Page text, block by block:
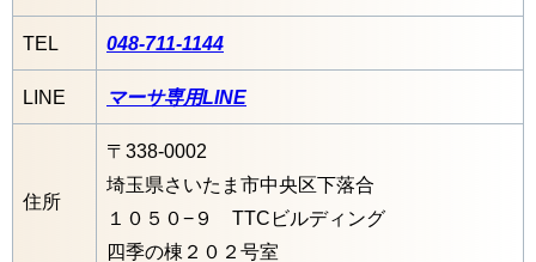
TEL 048-711-1144
LINE マーサ専用LINE
住所
〒338-0002
埼玉県さいたま市中央区下落合
１０５０−９ TTCビルディング
四季の棟２０２号室